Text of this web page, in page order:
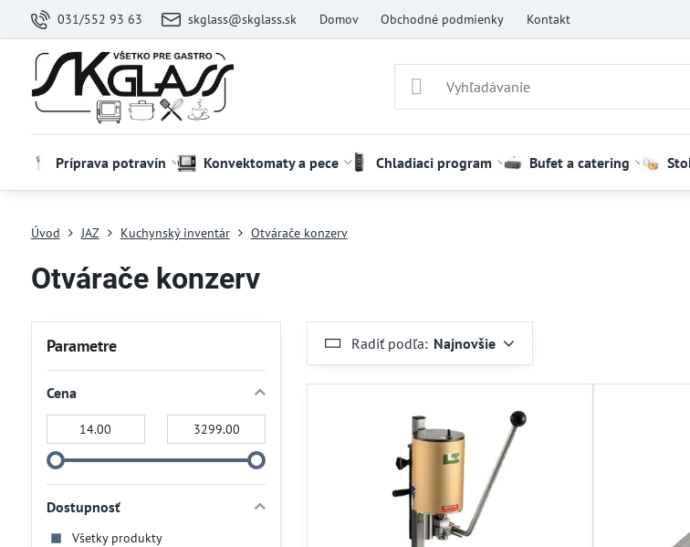
031/552 93 63 skglass@skglass.sk Domov Obchodné podmienky Kontakt
Príprava potravín Konvektomaty a pece Chladiaci program Bufet a catering
Úvod JAZ Kuchynský inventár Otvárače konzerv
Otvárače konzerv
Radiť podľa: Najnovšie
Parametre
Cena
Dostupnosť
Všetky produkty